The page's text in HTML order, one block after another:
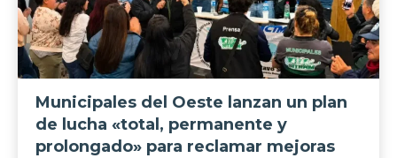
Municipales del Oeste lanzan un plan
de lucha «total, permanente y
prolongado» para reclamar mejoras